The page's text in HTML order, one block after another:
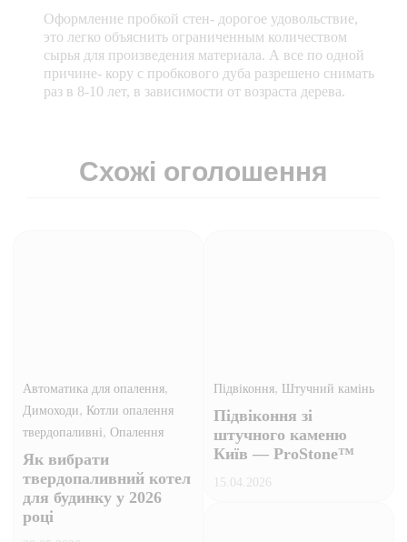
Оформление пробкой стен- дорогое удовольствие,
это легко объяснить ограниченным количеством
сырья для произведения материала. А все по одной
причине- кору с пробкового дуба разрешено снимать
раз в 8-10 лет, в зависимости от возраста дерева.
Схожі оголошення
Автоматика для опалення,
Димоходи, Котли опалення
твердопаливні, Опалення
Як вибрати
твердопаливний котел
для будинку у 2026
році
Підвіконня, Штучний камінь
Підвіконня зі
штучного каменю
Київ — ProStone™
15.04.2026